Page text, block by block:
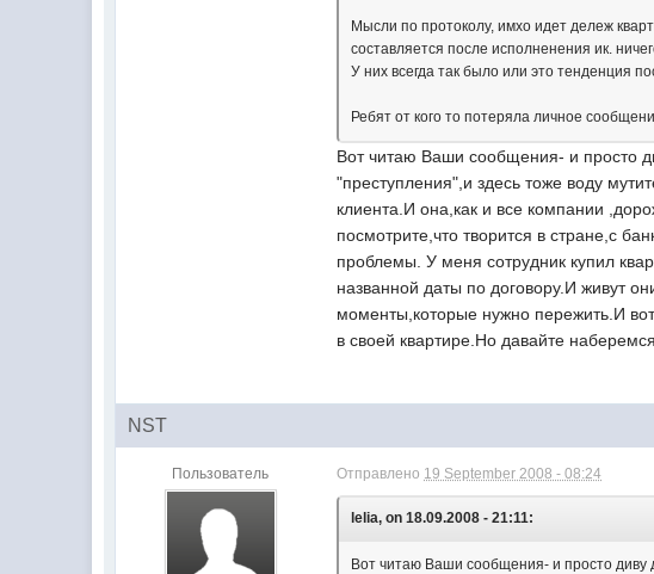
Мысли по протоколу, имхо идет дележ
составляется после исполненения ик.
У них всегда так было или это тенденция
Ребят от кого то потеряла личное
Вот читаю Ваши сообщения- и просто
"преступления",и здесь тоже воду
клиента.И она,как и все компании
посмотрите,что творится в стране,с
проблемы. У меня сотрудник купил
названной даты по договору.И живут
моменты,которые нужно пережить.И
в своей квартире.Но давайте
NST
Пользователь Отправлено 19 September 2008 - 08:24
lelia, on 18.09.2008 - 21:11:
Вот читаю Ваши сообщения- и просто диву